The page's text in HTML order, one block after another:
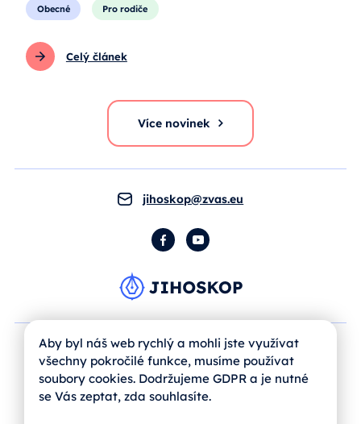
Obecné Pro rodiče
Celý článek
Více novinek
jihoskop@zvas.eu
FacebookYouTube
Aby byl náš web rychlý a mohli jste využívat
všechny pokročilé funkce, musíme používat
soubory cookies. Dodržujeme GDPR a je nutné
se Vás zeptat, zda souhlasíte.